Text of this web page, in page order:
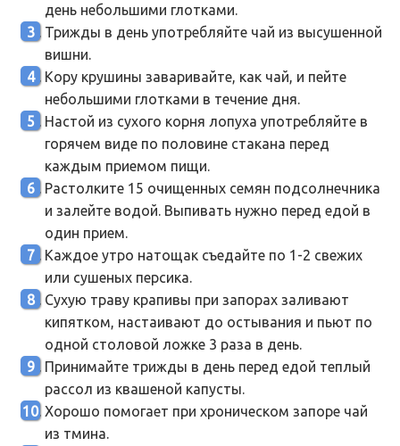
день небольшими глотками.
Трижды в день употребляйте чай из высушенной
вишни.
Кору крушины заваривайте, как чай, и пейте
небольшими глотками в течение дня.
Настой из сухого корня лопуха употребляйте в
горячем виде по половине стакана перед
каждым приемом пищи.
Растолките 15 очищенных семян подсолнечника
и залейте водой. Выпивать нужно перед едой в
один прием.
Каждое утро натощак съедайте по 1-2 свежих
или сушеных персика.
Сухую траву крапивы при запорах заливают
кипятком, настаивают до остывания и пьют по
одной столовой ложке 3 раза в день.
Принимайте трижды в день перед едой теплый
рассол из квашеной капусты.
Хорошо помогает при хроническом запоре чай
из тмина.